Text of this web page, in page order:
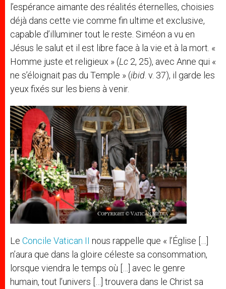
l’espérance aimante des réalités éternelles, choisies
déjà dans cette vie comme fin ultime et exclusive,
capable d’illuminer tout le reste. Siméon a vu en
Jésus le salut et il est libre face à la vie et à la mort. «
Homme juste et religieux » (Lc 2, 25), avec Anne qui «
ne s’éloignait pas du Temple » (ibid . v. 37), il garde les
yeux fixés sur les biens à venir.
Le Concile Vatican II nous rappelle que « l’Église […]
n’aura que dans la gloire céleste sa consommation,
lorsque viendra le temps où […] avec le genre
humain, tout l’univers […] trouvera dans le Christ sa